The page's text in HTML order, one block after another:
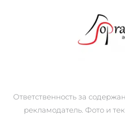
Ответственность за
рекламодатель. Фото и